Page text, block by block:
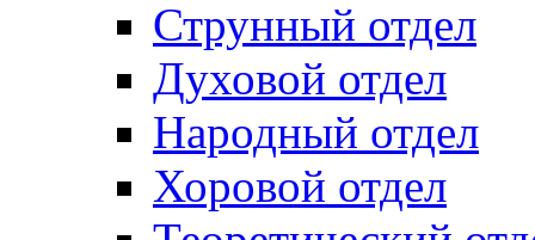
Струнный отдел
Духовой отдел
Народный отдел
Хоровой отдел